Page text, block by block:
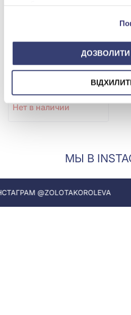
ДОЗВОЛИТИ
Золотой серьга-пирсинг
Нет в наличии
МЫ В
@ZOLOTAKOROLEVA